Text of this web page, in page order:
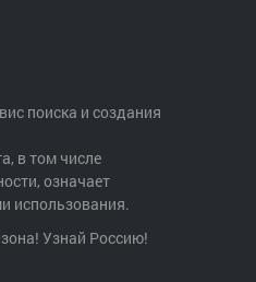
поиска и создания
в том числе
означает
использования.
Узнай Россию!